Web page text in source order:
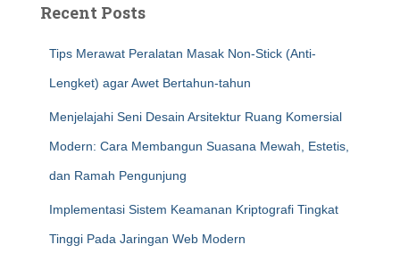
Recent Posts
Tips Merawat Peralatan Masak Non-Stick (Anti-
Lengket) agar Awet Bertahun-tahun
Menjelajahi Seni Desain Arsitektur Ruang Komersial
Modern: Cara Membangun Suasana Mewah, Estetis,
dan Ramah Pengunjung
Implementasi Sistem Keamanan Kriptografi Tingkat
Tinggi Pada Jaringan Web Modern